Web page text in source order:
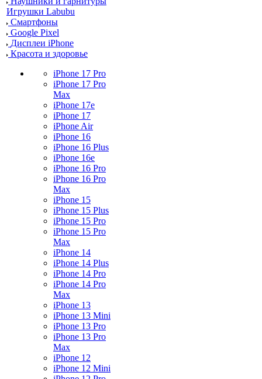
Игрушки Labubu
Смартфоны
Google Pixel
Дисплеи iPhone
Красота и здоровье
iPhone 17 Pro
iPhone 17 Pro
Max
iPhone 17e
iPhone 17
iPhone Air
iPhone 16
iPhone 16 Plus
iPhone 16e
iPhone 16 Pro
iPhone 16 Pro
Max
iPhone 15
iPhone 15 Plus
iPhone 15 Pro
iPhone 15 Pro
Max
iPhone 14
iPhone 14 Plus
iPhone 14 Pro
iPhone 14 Pro
Max
iPhone 13
iPhone 13 Mini
iPhone 13 Pro
iPhone 13 Pro
Max
iPhone 12
iPhone 12 Mini